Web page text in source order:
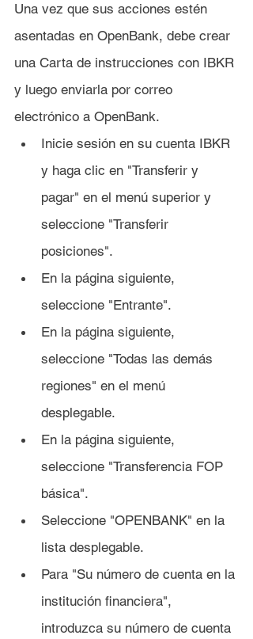
Una vez que sus acciones estén
asentadas en OpenBank, debe crear
una Carta de instrucciones con IBKR
y luego enviarla por correo
electrónico a OpenBank.
Inicie sesión en su cuenta IBKR
y haga clic en "Transferir y
pagar" en el menú superior y
seleccione "Transferir
posiciones".
En la página siguiente,
seleccione "Entrante".
En la página siguiente,
seleccione "Todas las demás
regiones" en el menú
desplegable.
En la página siguiente,
seleccione "Transferencia FOP
básica".
Seleccione "OPENBANK" en la
lista desplegable.
Para "Su número de cuenta en la
institución financiera",
introduzca su número de cuenta